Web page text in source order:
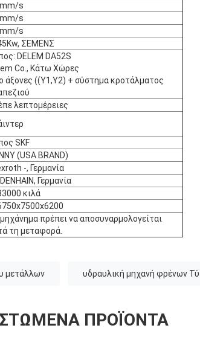
s
s
s
ΣΕΜΕΝΣ
DELEM DA52S
Co., Κάτω Χώρες
άξονες ((Y1,Y2) + σύστημα κροτάλματος
λεπτομέρειες
SKF
(USA BRAND)
-, Γερμανία
Γερμανία
κιλά
πρέπει να αποσυναρμολογείται
τη μεταφορά.
μετάλλων υδραυλική μηχανή φρένων
ΠΡΟΪΌΝΤΑ